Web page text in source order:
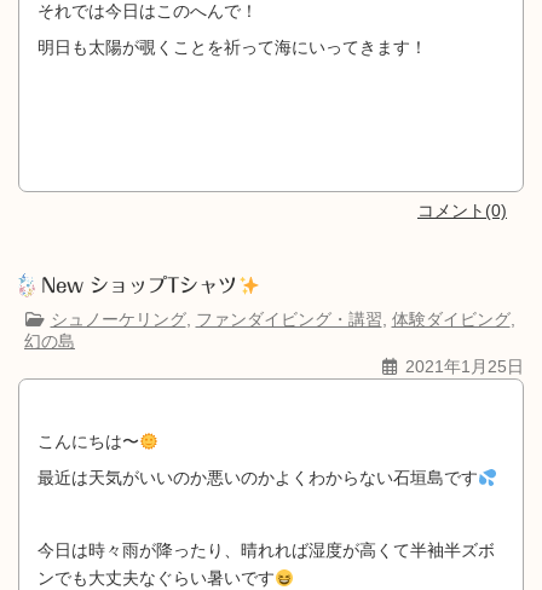
それでは今日はこのへんで！
明日も太陽が覗くことを祈って海にいってきます！
コメント(0)
New ショップTシャツ
シュノーケリング, ファンダイビング・講習, 体験ダイビング,
幻の島
2021年1月25日
こんにちは〜
最近は天気がいいのか悪いのかよくわからない石垣島です
今日は時々雨が降ったり、晴れれば湿度が高くて半袖半ズボ
ンでも大丈夫なぐらい暑いです